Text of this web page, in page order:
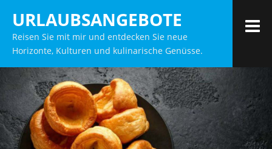
Inhalt
springen
URLAUBSANGEBOTE
Reisen Sie mit mir und entdecken Sie neue
Horizonte, Kulturen und kulinarische Genüsse.